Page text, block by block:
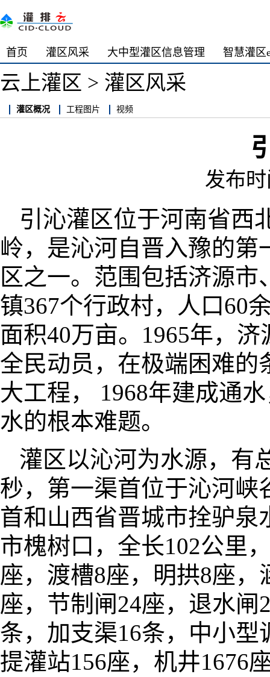
首页 灌区风采 大中型灌区信息管理 智慧灌区
云上灌区 > 灌区风采
灌区概况 工程图片 视频
发布
引沁灌区位于河南省西
岭，是沁河自晋入豫的
区之一。范围包括济源
镇367个行政村，人口60
面积40万亩。1965年，
全民动员，在极端困难的
大工程， 1968年建成通
水的根本难题。
灌区以沁河为水源，有
秒，第一渠首位于沁河峡
首和山西省晋城市拴驴
市槐树口，全长102公里
座，渡槽8座，明拱8座，
座，节制闸24座，退水闸
条，加支渠16条，中小型
提灌站156座，机井1676